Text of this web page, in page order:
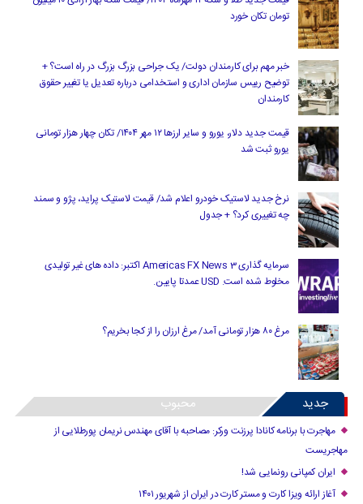
تومان تکان خورد
خبر مهم برای کارمندان دولت/ یک جراحی بزرگ بزرگ در راه است؟ +
توضیح رییس سازمان اداری و استخدامی درباره تعدیل یا تغییر حقوق
کارمندان
قیمت جدید دلار، یورو و سایر ارزها ۱۲ مهر ۱۴۰۴/ تکان چهار هزار تومانی
یورو ثبت شد
نرخ جدید لاستیک خودرو اعلام شد/ قیمت لاستیک پراید، پژو و سمند
چه تغییری کرد؟ + جدول
سرمایه گذاری Americas FX News 3 اکتبر: داده های غیر تولیدی
مخلوط شده است. USD عمدتا پایین.
مرغ ۸۰ هزار تومانی آمد/ مرغ ارزان را از کجا بخریم؟
جدید محبوب
مهاجرت با برنامه کانادا پرزنت ورکر: مصاحبه با آقای مهندس نریمان پورطلایی از
مهاجریست
ایران کمپانی رونمایی شد!
آغاز ارائه ویزا کارت و مستر کارت در ایران از شهریور ۱۴۰۱